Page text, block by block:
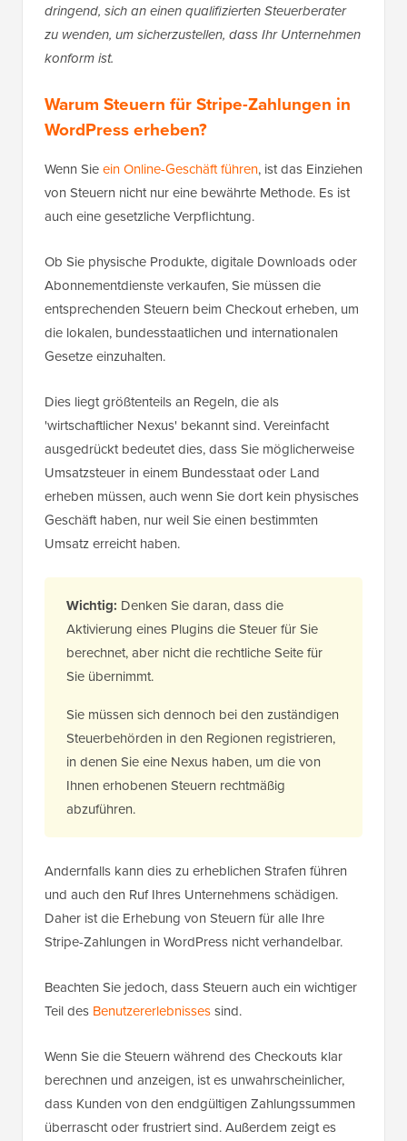
dringend, sich an einen qualifizierten Steuerberater
zu wenden, um sicherzustellen, dass Ihr Unternehmen
konform ist.
Warum Steuern für Stripe-Zahlungen in
WordPress erheben?
Wenn Sieein Online-Geschäft führen, ist das Einziehen
von Steuern nicht nur eine bewährte Methode. Es ist
auch eine gesetzliche Verpflichtung.
Ob Sie physische Produkte, digitale Downloads oder
Abonnementdienste verkaufen, Sie müssen die
entsprechenden Steuern beim Checkout erheben, um
die lokalen, bundesstaatlichen und internationalen
Gesetze einzuhalten.
Dies liegt größtenteils an Regeln, die als
'wirtschaftlicher Nexus' bekannt sind. Vereinfacht
ausgedrückt bedeutet dies, dass Sie möglicherweise
Umsatzsteuer in einem Bundesstaat oder Land
erheben müssen, auch wenn Sie dort kein physisches
Geschäft haben, nur weil Sie einen bestimmten
Umsatz erreicht haben.
Wichtig: Denken Sie daran, dass die
Aktivierung eines Plugins die Steuer für Sie
berechnet, aber nicht die rechtliche Seite für
Sie übernimmt.
Sie müssen sich dennoch bei den zuständigen
Steuerbehörden in den Regionen registrieren,
in denen Sie eine Nexus haben, um die von
Ihnen erhobenen Steuern rechtmäßig
abzuführen.
Andernfalls kann dies zu erheblichen Strafen führen
und auch den Ruf Ihres Unternehmens schädigen.
Daher ist die Erhebung von Steuern für alle Ihre
Stripe-Zahlungen in WordPress nicht verhandelbar.
Beachten Sie jedoch, dass Steuern auch ein wichtiger
Teil des Benutzererlebnissessind.
Wenn Sie die Steuern während des Checkouts klar
berechnen und anzeigen, ist es unwahrscheinlicher,
dass Kunden von den endgültigen Zahlungssummen
überrascht oder frustriert sind. Außerdem zeigt es